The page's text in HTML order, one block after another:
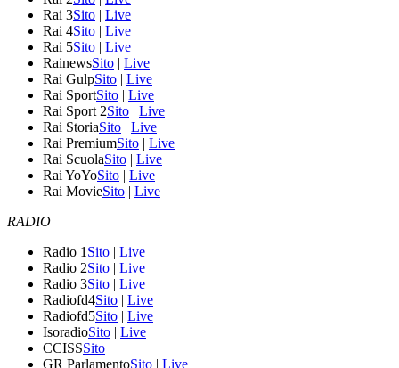
Rai 3Sito | Live
Rai 4Sito | Live
Rai 5Sito | Live
RainewsSito | Live
Rai GulpSito | Live
Rai SportSito | Live
Rai Sport 2Sito | Live
Rai StoriaSito | Live
Rai PremiumSito | Live
Rai ScuolaSito | Live
Rai YoYoSito | Live
Rai MovieSito | Live
RADIO
Radio 1 Sito | Live
Radio 2Sito | Live
Radio 3Sito | Live
Radiofd4Sito | Live
Radiofd5Sito | Live
IsoradioSito | Live
CCISSSito
GR ParlamentoSito | Live